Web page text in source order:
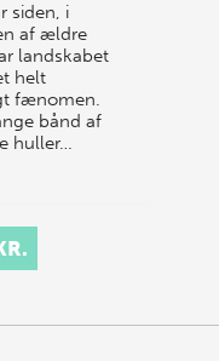
siden, i
af ældre
landskabet
helt
fænomen.
bånd af
huller…